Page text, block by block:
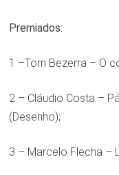
Premiados:
1 –Tom Bezerra – O
2 – Cláudio Costa –
(Desenho);
3 – Marcelo Flecha –